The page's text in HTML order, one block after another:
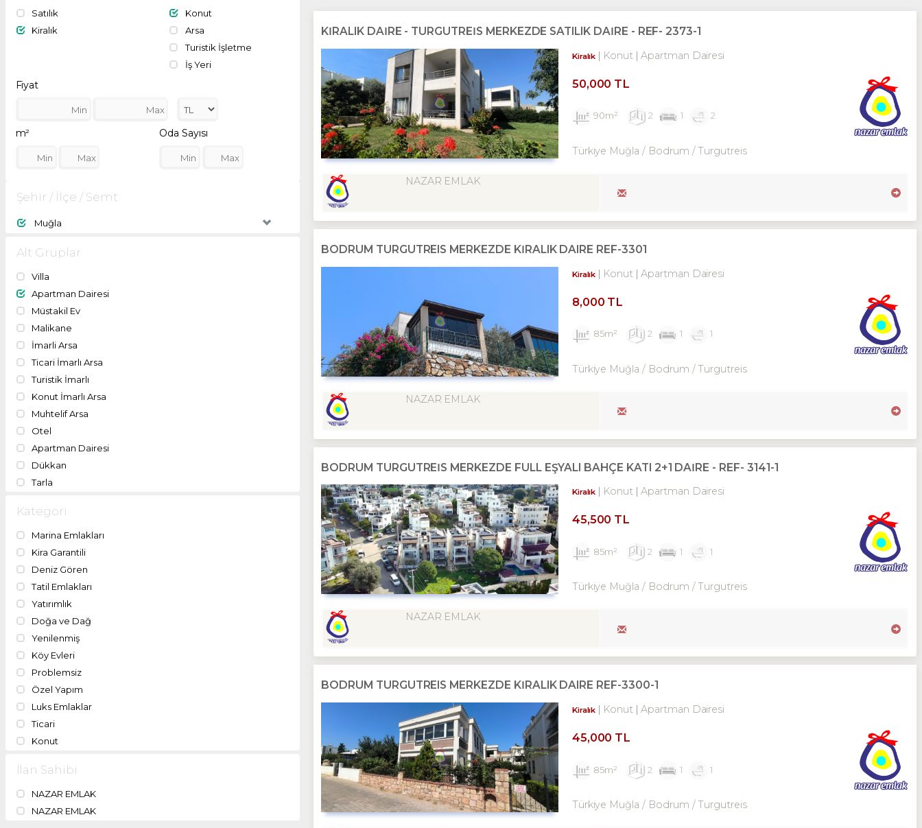
Satılık
Kiralık
Konut
Arsa
Turistik İşletme
İş Yeri
Fiyat
m² Oda Sayısı
Şehir / İlçe / Semt
Muğla
Alt Gruplar
Villa
Apartman Dairesi
Müstakil Ev
Malikane
İmarli Arsa
Ticari İmarlı Arsa
Turistik İmarlı
Konut İmarlı Arsa
Muhtelif Arsa
Otel
Apartman Dairesi
Dükkan
Tarla
Kategori
Marina Emlakları
Kira Garantili
Deniz Gören
Tatil Emlakları
Yatırımlık
Doğa ve Dağ
Yenilenmiş
Köy Evleri
Problemsiz
Özel Yapım
Luks Emlaklar
Ticari
Konut
İlan Sahibi
NAZAR EMLAK
NAZAR EMLAK
KİRALIK DAİRE - TURGUTREİS MERKEZDE SATILIK DAİRE - REF- 2373-1
Kiralık Konut Apartman Dairesi
50,000 TL
90m² 2 1 2
Türkiye Muğla / Bodrum / Turgutreis
NAZAR EMLAK
BODRUM TURGUTREIS MERKEZDE KİRALIK DAIRE REF-3301
Kiralık Konut Apartman Dairesi
8,000 TL
85m² 2 1 1
Türkiye Muğla / Bodrum / Turgutreis
NAZAR EMLAK
BODRUM TURGUTREİS MERKEZDE FULL EŞYALI BAHÇE KATI 2+1 DAİRE - REF- 3141-1
Kiralık Konut Apartman Dairesi
45,500 TL
85m² 2 1 1
Türkiye Muğla / Bodrum / Turgutreis
NAZAR EMLAK
BODRUM TURGUTREIS MERKEZDE KİRALIK DAIRE REF-3300-1
Kiralık Konut Apartman Dairesi
45,000 TL
85m² 2 1 1
Türkiye Muğla / Bodrum / Turgutreis